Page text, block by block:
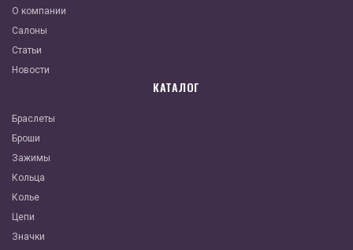
О компании
Салоны
Статьи
Новости
КАТАЛОГ
Браслеты
Броши
Зажимы
Кольца
Колье
Цепи
Значки